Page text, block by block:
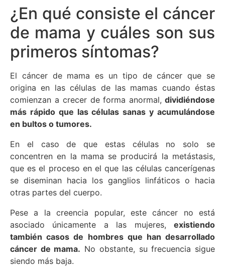
¿En qué consiste el cáncer
de mama y cuáles son sus
primeros síntomas?
El cáncer de mama es un tipo de cáncer que se
origina en las células de las mamas cuando éstas
comienzan a crecer de forma anormal, dividiéndose
más rápido que las células sanas y acumulándose
en bultos o tumores.
En el caso de que estas células no solo se
concentren en la mama se producirá la metástasis,
que es el proceso en el que las células cancerígenas
se diseminan hacia los ganglios linfáticos o hacia
otras partes del cuerpo.
Pese a la creencia popular, este cáncer no está
asociado únicamente a las mujeres, existiendo
también casos de hombres que han desarrollado
cáncer de mama. No obstante, su frecuencia sigue
siendo más baja.